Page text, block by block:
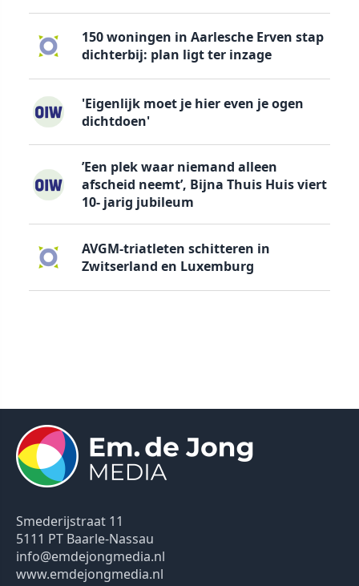
150 woningen in Aarlesche Erven stap
dichterbij: plan ligt ter inzage
'Eigenlijk moet je hier even je ogen
dichtdoen'
’Een plek waar niemand alleen
afscheid neemt’, Bijna Thuis Huis viert
10- jarig jubileum
AVGM-triatleten schitteren in
Zwitserland en Luxemburg
Smederijstraat 11
5111 PT Baarle-Nassau
info@emdejongmedia.nl
www.emdejongmedia.nl